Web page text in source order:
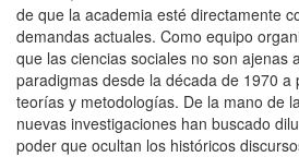
de que la academia esté directamente
demandas actuales. Como equipo
que las ciencias sociales no son ajenas
paradigmas desde la década de 1970 a
teorías y metodologías. De la mano de
nuevas investigaciones han buscado
poder que ocultan los históricos